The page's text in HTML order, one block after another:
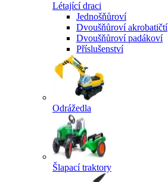
Létající draci
Jednošňůroví
Dvoušňůroví akrobatičtí
Dvoušňůroví padákoví
Příslušenství
Odrážedla
Šlapací traktory